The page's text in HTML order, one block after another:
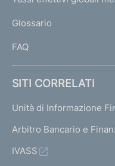
IGlossario
FAQ
SITI CORRELATI
Unità di Informazione
Arbitro Bancario e
IVASS